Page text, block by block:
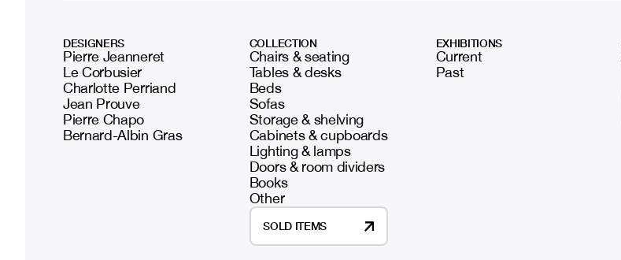
DESIGNERS
Pierre Jeanneret
Le Corbusier
Charlotte Perriand
Jean Prouve
Pierre Chapo
Bernard-Albin Gras
COLLECTION
Chairs & seating
Tables & desks
Beds
Sofas
Storage & shelving
Cabinets & cupboards
Lighting & lamps
Doors & room dividers
Books
Other
SOLD ITEMS
EXHIBITIONS
Current
Past